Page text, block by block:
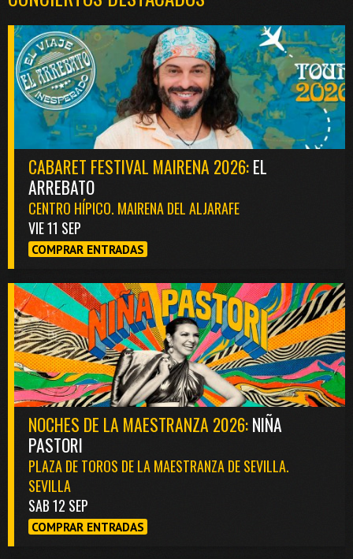
CABARET FESTIVAL MAIRENA 2026:EL
ARREBATO
CENTRO HÍPICO. MAIRENA DEL ALJARAFE
VIE 11 SEP
COMPRAR ENTRADAS
NOCHES DE LA MAESTRANZA 2026:NIÑA
PASTORI
PLAZA DE TOROS DE LA MAESTRANZA DE SEVILLA.
SEVILLA
SAB 12 SEP
COMPRAR ENTRADAS